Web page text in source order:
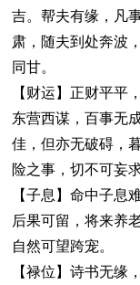
吉。帮夫有缘，凡
肃，随夫到处奔波
同甘。
【财运】正财平平
东营西谋，百事无
佳，但亦无破碍，
险之事，切不可妄求
【子息】命中子息
后果可留，将来养
自然可望跨宠。
【禄位】诗书无缘